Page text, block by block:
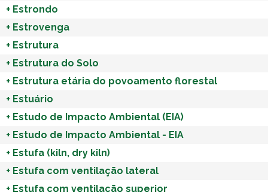
+ Estrondo
+ Estrovenga
+ Estrutura
+ Estrutura do Solo
+ Estrutura etária do povoamento florestal
+ Estuário
+ Estudo de Impacto Ambiental (EIA)
+ Estudo de Impacto Ambiental - EIA
+ Estufa (kiln, dry kiln)
+ Estufa com ventilação lateral
+ Estufa com ventilação superior